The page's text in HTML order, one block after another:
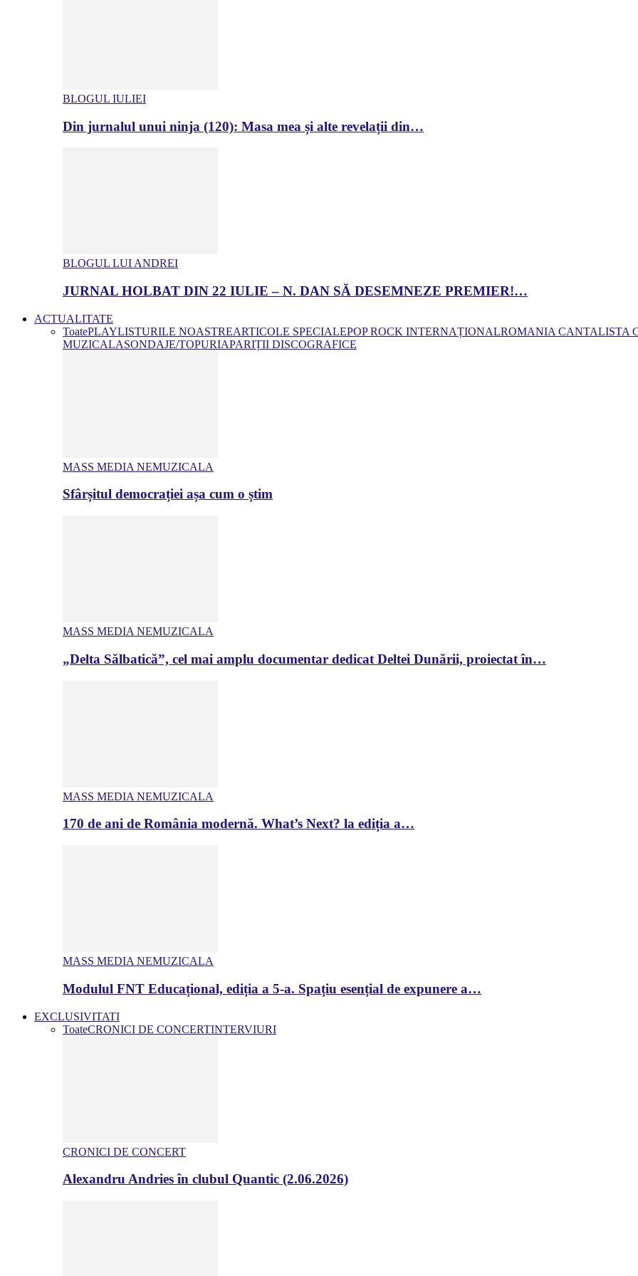
BLOGUL IULIEI
Din jurnalul unui ninja (120): Masa mea și alte revelații din…
BLOGUL LUI ANDREI
JURNAL HOLBAT DIN 22 IULIE – N. DAN SĂ DESEMNEZE PREMIER!…
ACTUALITATE
ToatePLAYLISTURILE NOASTREARTICOLE SPECIALEPOP ROCK INTERNAȚIONALROMANIA CANTALISTA
MUZICALASONDAJE/TOPURIAPARIȚII DISCOGRAFICE
MASS MEDIA NEMUZICALA
Sfârșitul democrației așa cum o știm
MASS MEDIA NEMUZICALA
„Delta Sălbatică”, cel mai amplu documentar dedicat Deltei Dunării, proiectat în…
MASS MEDIA NEMUZICALA
170 de ani de România modernă. What’s Next? la ediția a…
MASS MEDIA NEMUZICALA
Modulul FNT Educațional, ediția a 5-a. Spațiu esențial de expunere a…
EXCLUSIVITATI
ToateCRONICI DE CONCERTINTERVIURI
CRONICI DE CONCERT
Alexandru Andries în clubul Quantic (2.06.2026)